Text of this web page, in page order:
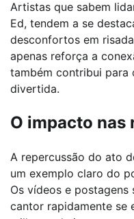
Artistas que sabem
Ed, tendem a se
desconfortos em
apenas reforça a
também contribui para
divertida.
O impacto nas
A repercussão do ato
um exemplo claro do
Os vídeos e
cantor rapidamente se